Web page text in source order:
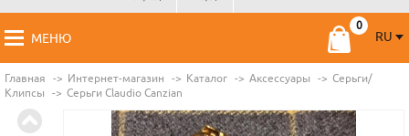
МЕНЮ
RU
Главная Интернет-магазин Каталог Аксессуары
Серьги/
Клипсы
Серьги Claudio Canzian